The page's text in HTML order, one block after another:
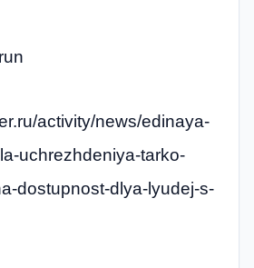
activity/news/edinaya-
uchrezhdeniya-tarko-
dostupnost-dlya-lyudej-s-